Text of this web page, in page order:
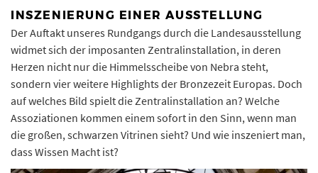
INSZENIERUNG EINER AUSSTELLUNG
Der Auftakt unseres Rundgangs durch die Landesausstellung
widmet sich der imposanten Zentralinstallation, in deren
Herzen nicht nur die Himmelsscheibe von Nebra steht,
sondern vier weitere Highlights der Bronzezeit Europas. Doch
auf welches Bild spielt die Zentralinstallation an? Welche
Assoziationen kommen einem sofort in den Sinn, wenn man
die großen, schwarzen Vitrinen sieht? Und wie inszeniert man,
dass Wissen Macht ist?